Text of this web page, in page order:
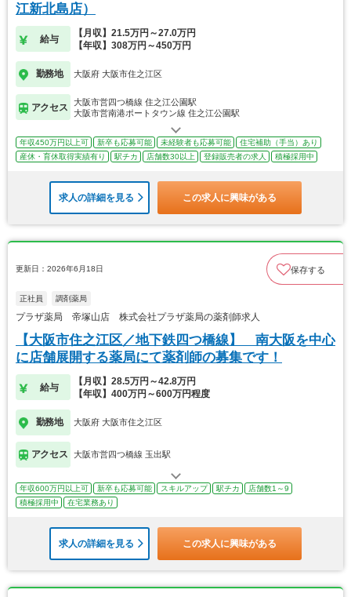
江新北島店）
給与
【月収】21.5万円～27.0万円
【年収】308万円～450万円
勤務地 大阪府 大阪市住之江区
アクセス
大阪市営四つ橋線 住之江公園駅
大阪市営南港ポートタウン線 住之江公園駅
年収450万円以上可 新卒も応募可能 未経験者も応募可能
住宅補助（手当）あり
産休・育休取得実績有り
駅チカ 店舗数30以上 登録販売者の求人 積極採用中
求人の詳細を見る この求人に興味がある
更新日：2026年6月18日 保存する
正社員 調剤薬局
プラザ薬局 帝塚山店 株式会社プラザ薬局の薬剤師求人
【大阪市住之江区／地下鉄四つ橋線】 南大阪を中心
に店舗展開する薬局にて薬剤師の募集です！
給与
【月収】28.5万円～42.8万円
【年収】400万円～600万円程度
勤務地 大阪府 大阪市住之江区
アクセス 大阪市営四つ橋線 玉出駅
年収600万円以上可 新卒も応募可能 スキルアップ 駅チカ
店舗数1～9
積極採用中
在宅業務あり
求人の詳細を見る この求人に興味がある